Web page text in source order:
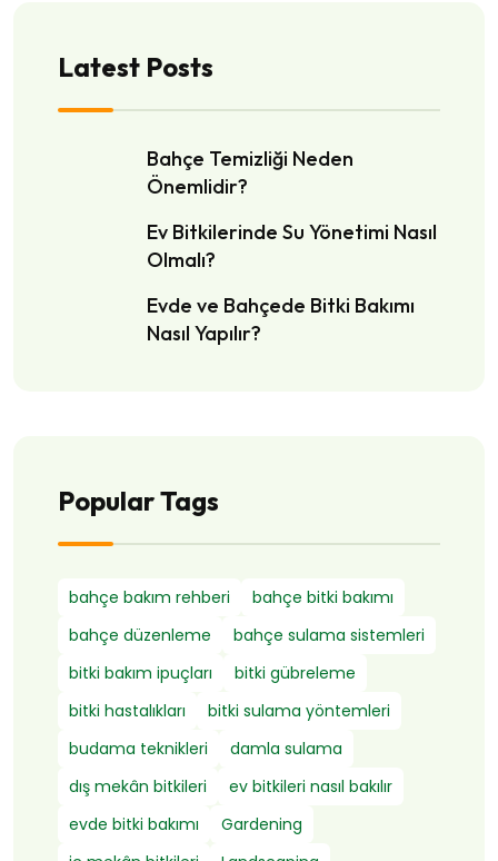
Latest Posts
Bahçe Temizliği Neden
Önemlidir?
Ev Bitkilerinde Su Yönetimi Nasıl
Olmalı?
Evde ve Bahçede Bitki Bakımı
Nasıl Yapılır?
Popular Tags
bahçe bakım rehberi
bahçe bitki bakımı
bahçe düzenleme
bahçe sulama sistemleri
bitki bakım ipuçları
bitki gübreleme
bitki hastalıkları
bitki sulama yöntemleri
budama teknikleri
damla sulama
dış mekân bitkileri
ev bitkileri nasıl bakılır
evde bitki bakımı
Gardening